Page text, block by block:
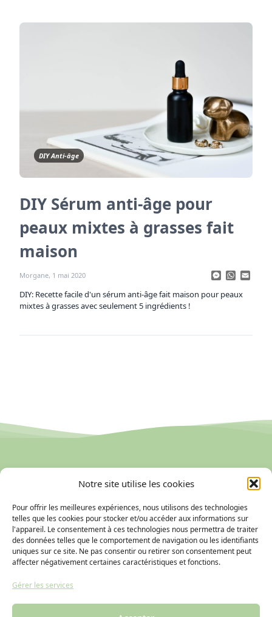
Notre site utilise les cookies
Pour offrir les meilleures expériences, nous utilisons des technologies
telles que les cookies pour stocker et/ou accéder aux informations sur
l'appareil. Le consentement à ces technologies nous permettra de traiter
des données telles que le comportement de navigation ou les identifiants
uniques sur ce site. Ne pas consentir ou retirer son consentement peut
affecter négativement certaines caractéristiques et fonctions.
Gérer les services
DIY Anti-âge
DIY Sérum anti-âge pour
peaux mixtes à grasses fait
maison
Morgane, 1 mai 2020 Messenger
DIY: Recette facile d'un sérum anti-âge fait maison pour peaux
mixtes à grasses avec seulement 5 ingrédients !
L'influenceuse santé
Mais comment trouver le bon produit, efficace et sûr, au milieu de cette
jungle de compléments alimentaires et de ce fourmillement d’avis douteux
sur le web ? C’est pourquoi j’ai créé ce blog avec pour ambition de
répertorier les réponses naturelles à différentes pathologies, du coup de
soleil à l’arthrose en passant par la stimulation immunitaire ou encore la
cystite… Les remèdes proposés sont issus de l’aromathérapie,
encore les fleurs de Bach.